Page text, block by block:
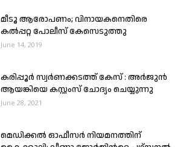
മീടൂ ആരോപണം; വിനായകനെതിരെ
കൽപ്പറ്റ പോലീസ് കേസെടുത്തു
June 14, 2019
കരിപ്പൂര്‍ സ്വര്‍ണക്കടത്ത് കേസ് : അർജുൻ
ആയങ്കിയെ കസ്റ്റംസ് ചോദ്യം ചെയ്യുന്നു
June 28, 2021
മെഡിക്കൽ ഓഫീസർ നിയമനത്തിന്